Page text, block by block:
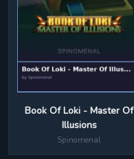
Book Of Loki - Master Of
Illusions
Spinomenal